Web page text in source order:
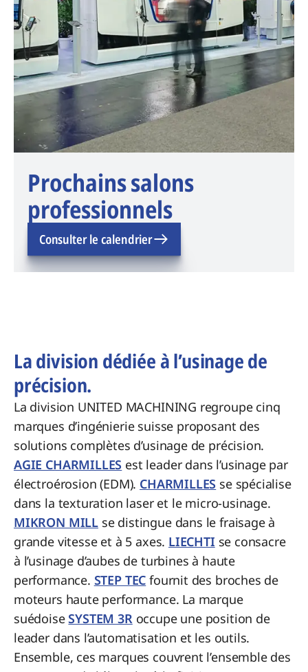
Prochains salons
professionnels
Consulter le calendrier
La division dédiée à l’usinage de
précision.
La division UNITED MACHINING regroupe cinq
marques d’ingénierie suisse proposant des
solutions complètes d’usinage de précision.
AGIE CHARMILLES est leader dans l’usinage par
électroérosion (EDM). CHARMILLES se spécialise
dans la texturation laser et le micro-usinage.
MIKRON MILL se distingue dans le fraisage à
grande vitesse et à 5 axes. LIECHTI se consacre
à l’usinage d’aubes de turbines à haute
performance. STEP TEC fournit des broches de
moteurs haute performance. La marque
suédoiseSYSTEM 3Roccupe une position de
leader dans l’automatisation et les outils.
Ensemble, ces marques couvrent l’ensemble des